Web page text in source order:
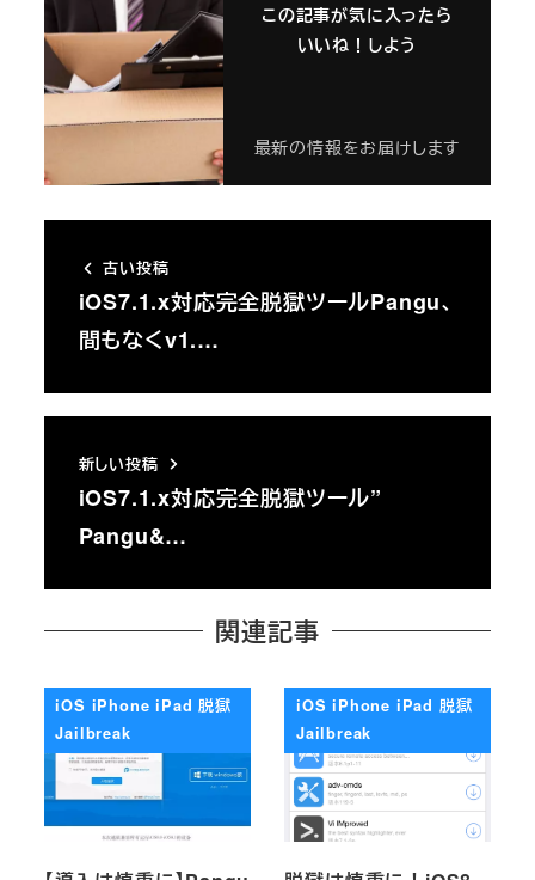
この記事が気に入ったら
いいね！しよう
最新の情報をお届けします
古い投稿
iOS7.1.x対応完全脱獄ツールPangu、
間もなくv1.…
新しい投稿
iOS7.1.x対応完全脱獄ツール”
Pangu&…
関連記事
iOS iPhone iPad 脱獄
Jailbreak
iOS iPhone iPad 脱獄
Jailbreak